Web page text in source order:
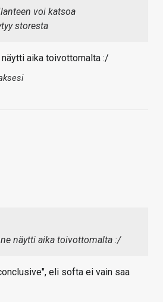
voi katsoa
storesta
aika toivottomalta :/
näytti aika toivottomalta :/
eli softa ei vain saa